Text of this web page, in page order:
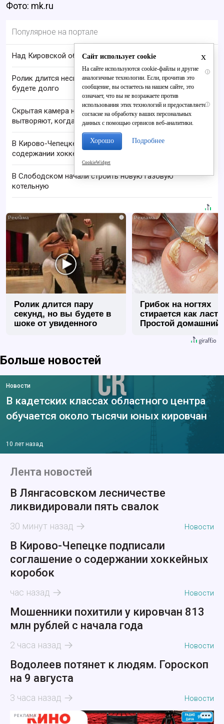
Фото: mk.ru
Популярное на портале
Над Кировской областью сбили БПЛА
i
Ролик длится несколько секунд, а смеяться вы
будете долго
i
Скрытая камера на пляже Крыма: Что люди
вытворяют, когда их не видят...
В Кирово-Чепецке подписали соглашение о
содержании хоккейных коробок
В Слободском начали строить новую газовую
котельную
i
Ролик длится пару
секунд, но вы будете в
шоке от увиденного
Грибок на ногтях
стирается как
Простой домашний
Больше новостей
Новости
В кадетских классах областного центра
обучается около тысячи юных кировчан
10 лет назад
Лента новостей
В Лянгасовском лесничестве
ликвидировали пять свалок
30 минут назад Новости
В Кирово-Чепецке подписали
соглашение о содержании хоккейных
коробок
час назад Новости
Мошенники похитили у кировчан 813
млн рублей с начала года
2 часа назад Новости
Водолеев потянет к людям. Гороскоп
на 9 августа
3 часа назад Новости
РЕКЛАМА
x
Сайт использует cookie
На сайте используются cookie-файлы и другие
аналогичные технологии. Если, прочитав это
сообщение, вы остаетесь на нашем сайте, это
означает, что вы не возражаете против
использования этих технологий и предоставляете
согласие на обработку ваших персональных
данных с помощью сервисов веб-аналитики.
Хорошо Подробнее
CookieWidget